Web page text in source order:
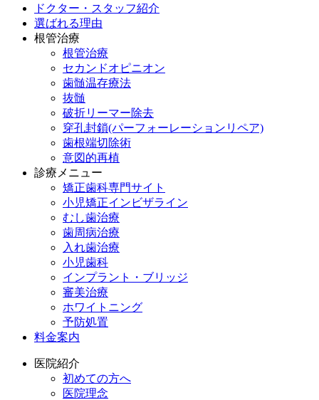
ドクター・スタッフ紹介
選ばれる理由
根管治療
根管治療
セカンドオピニオン
歯髄温存療法
抜髄
破折リーマー除去
穿孔封鎖(パーフォーレーションリペア)
歯根端切除術
意図的再植
診療メニュー
矯正歯科専門サイト
小児矯正インビザライン
むし歯治療
歯周病治療
入れ歯治療
小児歯科
インプラント・ブリッジ
審美治療
ホワイトニング
予防処置
料金案内
医院紹介
初めての方へ
医院理念